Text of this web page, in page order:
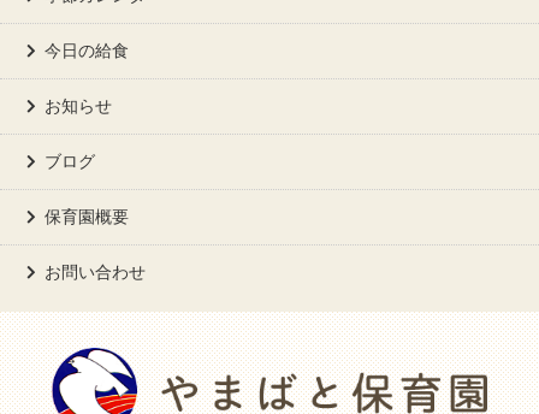
今日の給食
お知らせ
ブログ
保育園概要
お問い合わせ